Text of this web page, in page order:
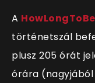
A
történetszál
plusz 205 órát
órára (nagyjából